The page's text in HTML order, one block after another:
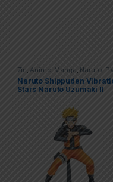
7in, Anime, Manga, Naruto,
Figures Statues
Naruto Shippuden
Stars Naruto Uzumaki II